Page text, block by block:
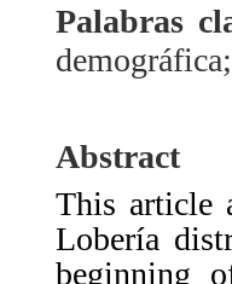
Palabras
Abstract
This article
Lobería
beginning